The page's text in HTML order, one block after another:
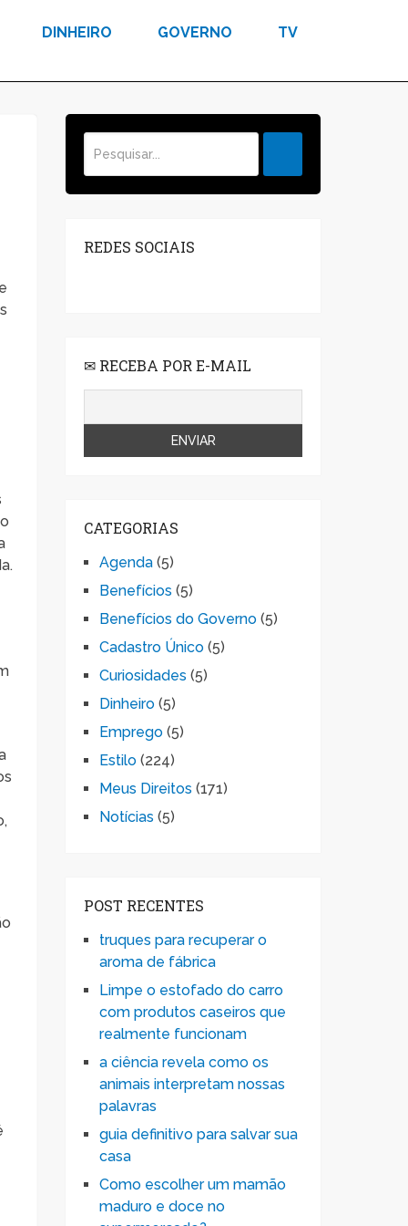
DINHEIRO GOVERNO TV
REDES SOCIAIS
✉ RECEBA POR E-MAIL
CATEGORIAS
Agenda (5)
Benefícios (5)
Benefícios do Governo (5)
Cadastro Único (5)
Curiosidades (5)
Dinheiro (5)
Emprego (5)
Estilo (224)
Meus Direitos (171)
Notícias (5)
POST RECENTES
truques para recuperar o
aroma de fábrica
Limpe o estofado do carro
com produtos caseiros que
realmente funcionam
a ciência revela como os
animais interpretam nossas
palavras
guia definitivo para salvar sua
casa
Como escolher um mamão
maduro e doce no